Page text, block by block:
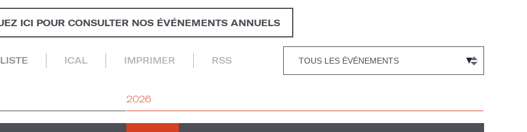
ICI POUR CONSULTER NOS ÉVÉNEMENTS ANNUELS
ICAL IMPRIMER RSS
2026